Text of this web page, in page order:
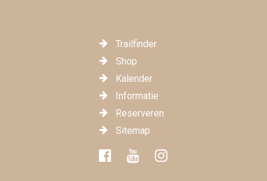
Trailfinder
Shop
Kalender
Informatie
Reserveren
Sitemap